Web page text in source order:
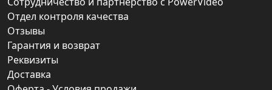
Отдел контроля качества
Отзывы
Гарантия и возврат
Реквизиты
Доставка